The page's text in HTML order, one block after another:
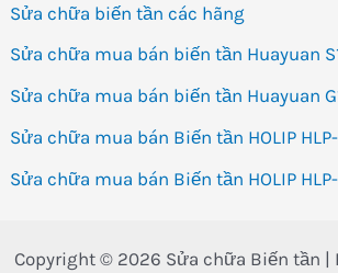
Sửa chữa biến tần các hãng
Sửa chữa mua bán biến tần Huayuan
Sửa chữa mua bán biến tần Huayuan
Sửa chữa mua bán Biến tần HOLIP
Sửa chữa mua bán Biến tần HOLIP
Copyright © 2026 Sửa chữa Biến tần |